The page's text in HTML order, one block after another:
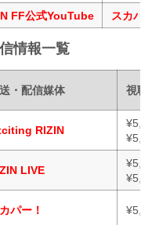
FF公式YouTube スカパ
情報一覧
・配信媒体 視聴
RIZIN
LIVE
パー！